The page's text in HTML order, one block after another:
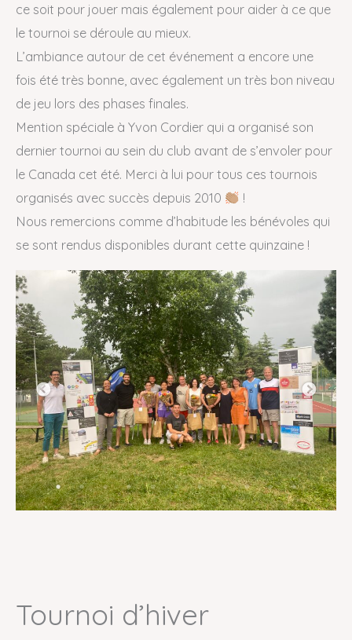
ce soit pour jouer mais également pour aider à ce que
le tournoi se déroule au mieux.
L’ambiance autour de cet événement a encore une
fois été très bonne, avec également un très bon niveau
de jeu lors des phases finales.
Mention spéciale à Yvon Cordier qui a organisé son
dernier tournoi au sein du club avant de s’envoler pour
le Canada cet été. Merci à lui pour tous ces tournois
organisés avec succès depuis 2010
!
Nous remercions comme d’habitude les bénévoles qui
se sont rendus disponibles durant cette quinzaine !
Tournoi d’hiver